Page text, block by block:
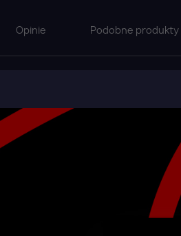
Opinie Podobne produkty